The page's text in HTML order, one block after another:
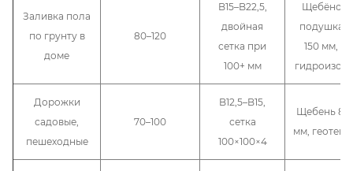
Заливка пола
по грунту в
доме
80–120
B15–B22,5,
двойная
сетка при
100+ мм
подушка
150 мм,
Дорожки
садовые,
пешеходные
70–100
B12,5–B15,
сетка
100×100×4
Щебень
мм,